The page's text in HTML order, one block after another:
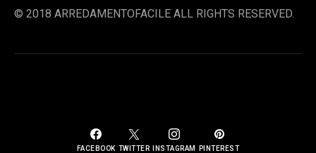
© 2018 ARREDAMENTOFACILE ALL RIGHTS RESERVED.
FACEBOOK TWITTER
INSTAGRAM
PINTEREST